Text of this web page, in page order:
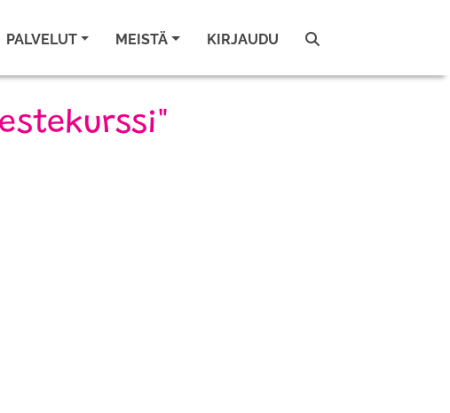
PALVELUT MEISTÄ KIRJAUDU